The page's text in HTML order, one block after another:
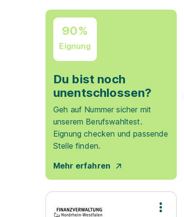
90%
Eignung
Du bist noch
unentschlossen?
Geh auf Nummer sicher mit
unserem Berufswahltest.
Eignung checken und passende
Stelle finden.
Mehr erfahren